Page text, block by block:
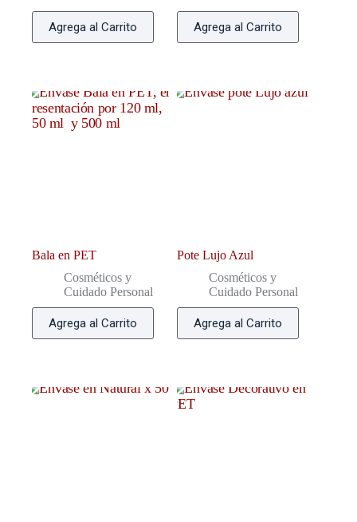
Agrega al Carrito Agrega al Carrito
Bala en PET
Cosméticos y
Cuidado Personal
Agrega al Carrito
Pote Lujo Azul
Cosméticos y
Cuidado Personal
Agrega al Carrito